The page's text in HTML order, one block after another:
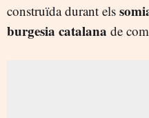
construïda durant els
burgesia catalana de